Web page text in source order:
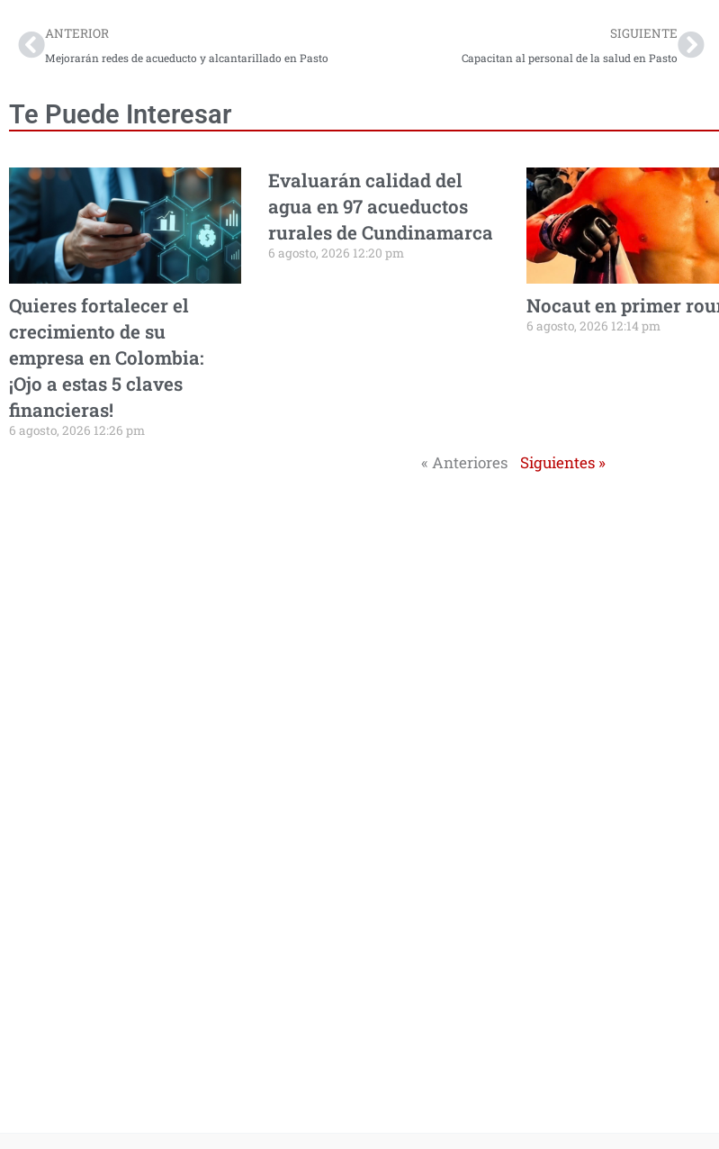
ANTERIOR
Mejorarán redes de acueducto y alcantarillado en Pasto
SIGUIENTE
Capacitan al personal de la salud en Pasto
Te Puede Interesar
Quieres fortalecer el
crecimiento de su
empresa en Colombia:
¡Ojo a estas 5 claves
financieras!
6 agosto, 2026 12:26 pm
Evaluarán calidad del
agua en 97 acueductos
rurales de Cundinamarca
6 agosto, 2026 12:20 pm
Nocaut en primer
6 agosto, 2026 12:14 pm
« Anteriores Siguientes »